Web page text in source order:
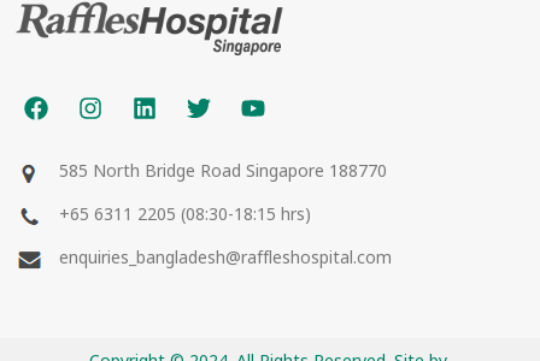
585 North Bridge Road Singapore 188770
+65 6311 2205 (08:30-18:15 hrs)
enquiries_bangladesh@raffleshospital.com